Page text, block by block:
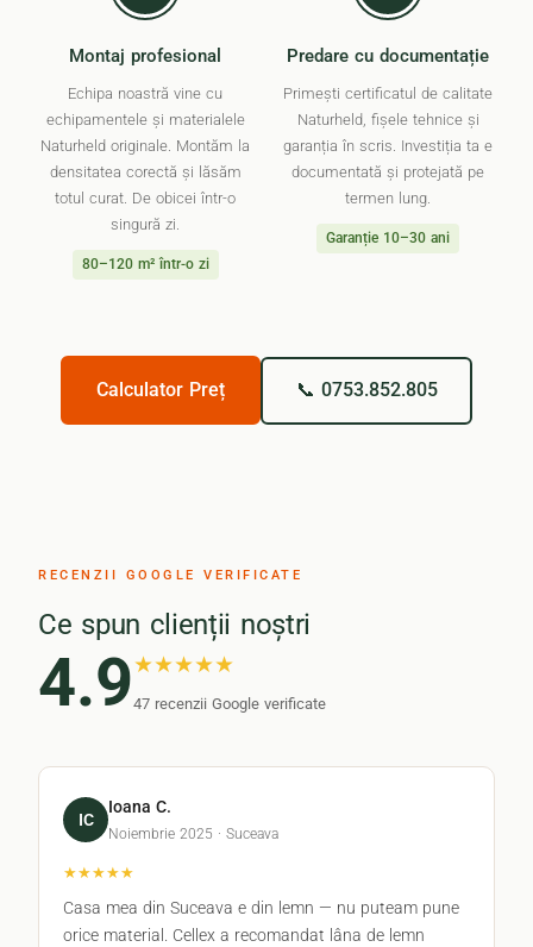
Montaj profesional
Echipa noastră vine cu
echipamentele și materialele
Naturheld originale. Montăm la
densitatea corectă și lăsăm
totul curat. De obicei într-o
singură zi.
80–120 m² într-o zi
Predare cu documentație
Primești certificatul de calitate
Naturheld, fișele tehnice și
garanția în scris. Investiția ta e
documentată și protejată pe
termen lung.
Garanție 10–30 ani
Calculator Preț 📞 0753.852.805
RECENZII GOOGLE VERIFICATE
Ce spun clienții noștri
4.9★★★★★
47 recenzii Google verificate
IC
Ioana C.
Noiembrie 2025 · Suceava
★★★★★
Casa mea din Suceava e din lemn — nu puteam pune
orice material. Cellex a recomandat lâna de lemn